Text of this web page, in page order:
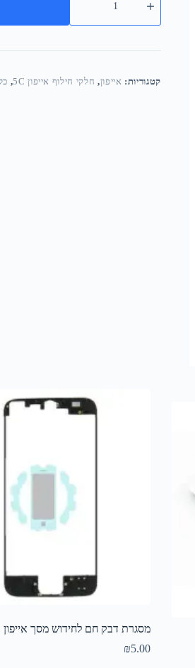
קטגוריות: אייפון, חלקי חילוף אייפון 5C ,
מסגרת דבק חם לחידוש מסך אייפון 5C שחור
₪5.00